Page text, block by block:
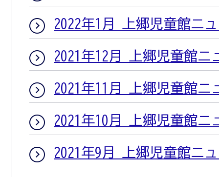
2022年1月 上郷児童館ニ
2021年12月 上郷児童館ニ
2021年11月 上郷児童館ニ
2021年10月 上郷児童館ニ
2021年9月 上郷児童館ニ